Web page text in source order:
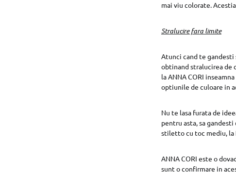
mai viu colorate.
Stralucire fara limite
Atunci cand te
obtinand stralucirea de
la ANNA CORI
optiunile de culoare in
Nu te lasa furata de
pentru asta, sa
stiletto cu toc mediu,
ANNA CORI este o
sunt o confirmare in